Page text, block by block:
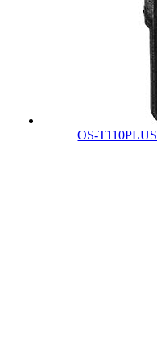
OS-T110PLUS